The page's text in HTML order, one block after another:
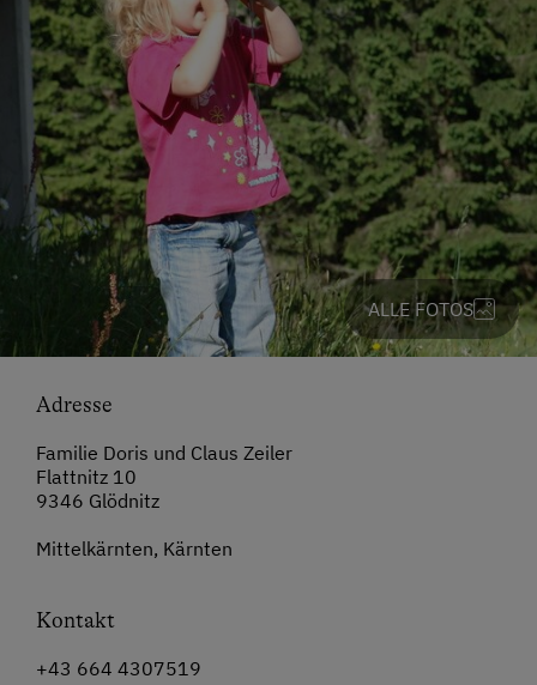
ALLE FOTOS
Adresse
Familie Doris und Claus Zeiler
Flattnitz 10
9346 Glödnitz
Mittelkärnten, Kärnten
Kontakt
+43 664 4307519